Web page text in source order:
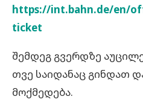
https://int.bahn.de/en/
ticket
შემდეგ გვერდზე
თვე საიდანაც გინდათ
მოქმედება.